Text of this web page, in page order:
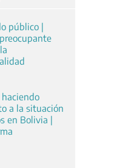
público |
haciendo
a la situación
en Bolivia |